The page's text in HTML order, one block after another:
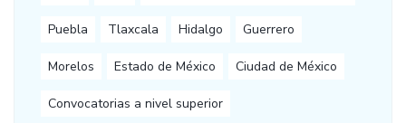
Puebla Tlaxcala Hidalgo Guerrero
Morelos Estado de México Ciudad de México
Convocatorias a nivel superior